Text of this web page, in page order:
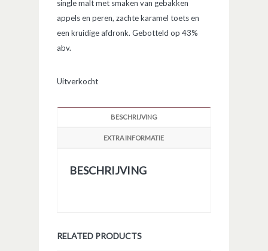
single malt met smaken van gebakken
appels en peren, zachte karamel toets en
een kruidige afdronk. Gebotteld op 43%
abv.
Uitverkocht
BESCHRIJVING
EXTRA INFORMATIE
BESCHRIJVING
RELATED PRODUCTS